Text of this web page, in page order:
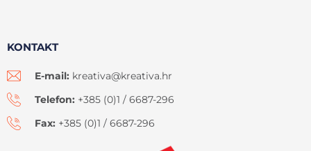
KONTAKT
E-mail: kreativa@kreativa.hr
Telefon: +385 (0)1 / 6687-296
Fax: +385 (0)1 / 6687-296